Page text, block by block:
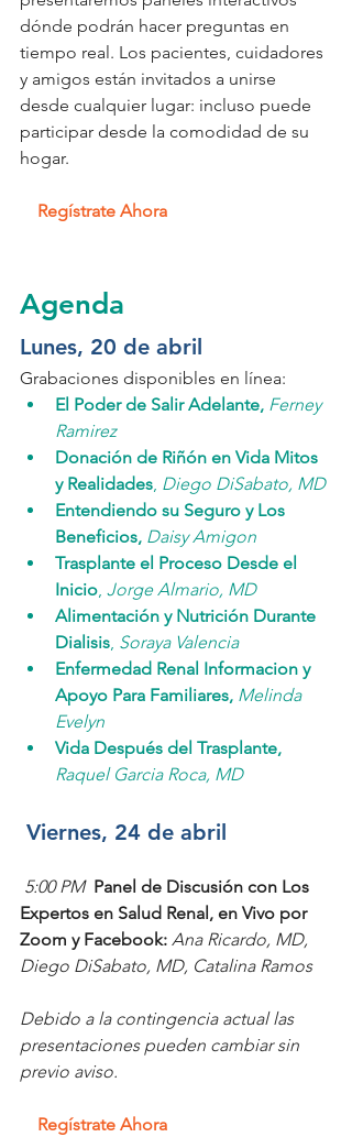
dónde podrán hacer preguntas en
tiempo real. Los pacientes, cuidadores
y amigos están invitados a unirse
desde cualquier lugar: incluso puede
participar desde la comodidad de su
hogar.
Regístrate Ahora
Agenda
Lunes, 20 de abril
Grabaciones disponibles en línea:
El Poder de Salir Adelante, Ferney
Ramirez
Donación de Riñón en Vida Mitos
y Realidades, Diego DiSabato, MD
Entendiendo su Seguro y Los
Beneficios, Daisy Amigon
Trasplante el Proceso Desde el
Inicio, Jorge Almario, MD
Alimentación y Nutrición Durante
Dialisis, Soraya Valencia
Enfermedad Renal Informacion y
Apoyo Para Familiares, Melinda
Evelyn
Vida Después del Trasplante,
Raquel Garcia Roca, MD
Viernes, 24 de abril
5:00 PM Panel de Discusión con Los
Expertos en Salud Renal, en Vivo por
Zoom y Facebook: Ana Ricardo, MD,
Diego DiSabato, MD, Catalina Ramos
Debido a la contingencia actual las
presentaciones pueden cambiar sin
previo aviso.
Regístrate Ahora